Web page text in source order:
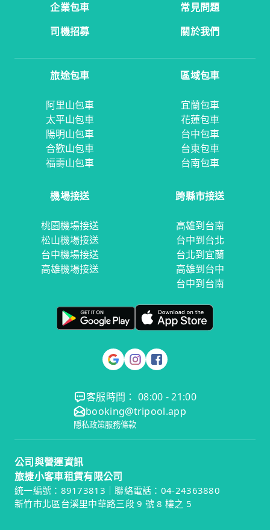
企業包車
常見問題
司機招募
關於我們
旅途包車
阿里山包車
太平山包車
陽明山包車
合歡山包車
福壽山包車
區域包車
宜蘭包車
花蓮包車
台中包車
台東包車
台南包車
機場接送
桃園機場接送
松山機場接送
台中機場接送
高雄機場接送
跨縣市接送
高雄到台南
台中到台北
台北到宜蘭
高雄到台中
台中到台南
客服時間： 08:00 - 21:00
booking@tripool.app
隱私政策服務條款
公司與營運資訊
旅捷小客車租賃有限公司
統一編號：89173813｜聯絡電話：04-24363880
新竹市北區台溪里中華路三段 9 號 8 樓之 5